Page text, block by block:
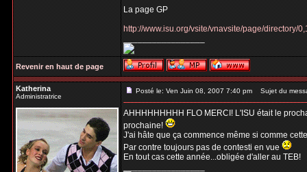
La page GP
http://www.isu.org/vsite/vnavsite/page/directory/
_________________
Revenir en haut de page
Katherina
Administratrice
Posté le: Ven Juin 08, 2007 7:40 pm Sujet du
AHHHHHHHHH FLO MERCI! L'ISU était le
prochaine!
J'ai hâte que ça commence même si comme
Par contre toujours pas de contesti en vue
En tout cas cette année...obligée d'aller au TEB!
_________________